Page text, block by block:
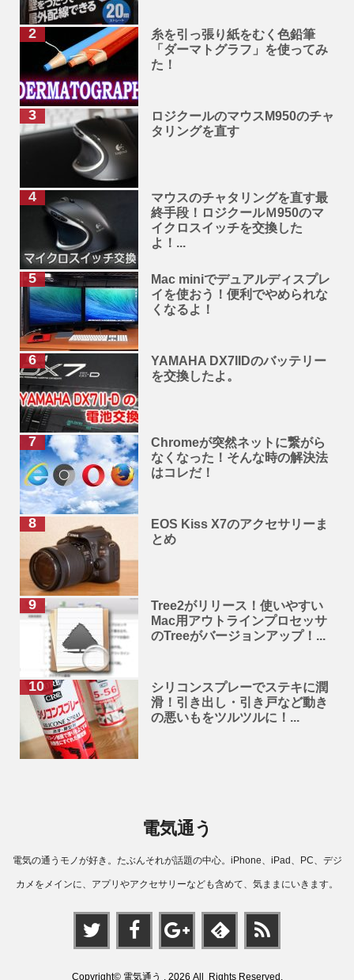
糸を引っ張り紙をむく色鉛筆
「ダーマトグラフ」を使ってみ
た！
ロジクールのマウスM950のチャ
タリングを直す
マウスのチャタリングを直す最
終手段！ロジクールＭ950のマ
イクロスイッチを交換した
よ！...
Mac miniでデュアルディスプレ
イを使おう！便利でやめられな
くなるよ！
YAMAHA DX7IIDのバッテリー
を交換したよ。
Chromeが突然ネットに繋がら
なくなった！そんな時の解決法
はコレだ！
EOS Kiss X7のアクセサリーま
とめ
Tree2がリリース！使いやすい
Mac用アウトラインプロセッサ
のTreeがバージョンアップ！...
シリコンスプレーでステキに潤
滑！引き出し・引き戸など動き
の悪いもをツルツルに！...
電気通う
電気の通うモノが好き。たぶんそれが話題の中心。iPhone、iPad、PC、デジ
カメをメインに、アプリやアクセサリーなども含めて、気ままにいきます。
Copyright© 電気通う , 2026 All Rights Reserved.